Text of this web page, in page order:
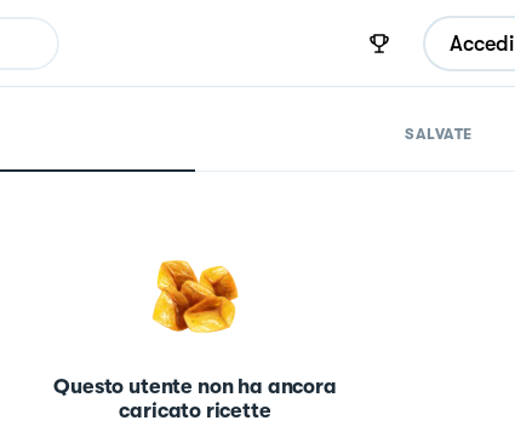
Accedi
SALVATE
Questo utente non ha ancora
caricato ricette